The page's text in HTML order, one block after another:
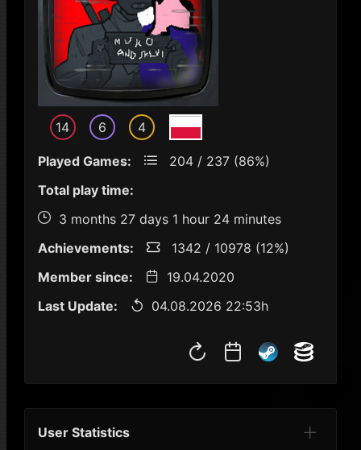
14 6 4
Played Games:
204 / 237 (86%)
Total play time:
3 months 27 days 1 hour 24 minutes
Achievements:
1342 / 10978 (12%)
Member since:
19.04.2020
Last Update:
04.08.2026 22:53h
User Statistics